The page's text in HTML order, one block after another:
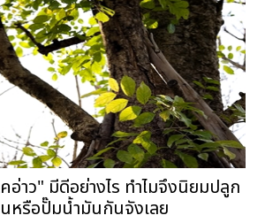
าว" มีดีอย่างไร ทำไมจึงนิยมปลูก
หรือปั๊มน้ำมันกันจังเลย